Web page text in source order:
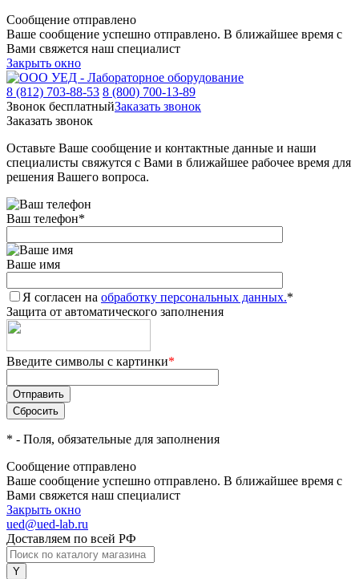
Сообщение отправлено
Ваше сообщение успешно отправлено. В ближайшее время с
Вами свяжется наш специалист
Закрыть окно
8 (812) 703-88-53 8 (800) 700-13-89
Звонок бесплатныйЗаказать звонок
Заказать звонок
Оставьте Ваше сообщение и контактные данные и наши
специалисты свяжутся с Вами в ближайшее рабочее время для
решения Вашего вопроса.
Ваш телефон*
Ваше имя
Я согласен на обработку персональных данных.*
Защита от автоматического заполнения
Введите символы с картинки*
* - Поля, обязательные для заполнения
Сообщение отправлено
Ваше сообщение успешно отправлено. В ближайшее время с
Вами свяжется наш специалист
Закрыть окно
ued@ued-lab.ru
Доставляем по всей РФ